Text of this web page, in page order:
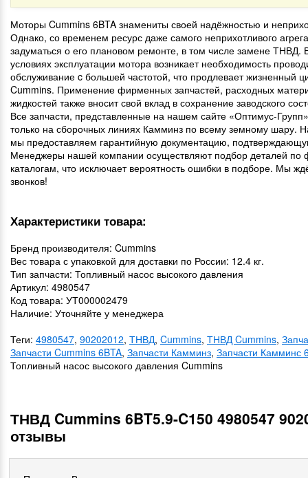
Моторы Cummins 6BTA знамениты своей надёжностью и
Однако, со временем ресурс даже самого неприхотливого
задуматься о его плановом ремонте, в том числе замене ТНВД.
условиях эксплуатации мотора возникает необходимость
обслуживание c большей частотой, что продлевает жизненный
Cummins. Применение фирменных запчастей, расходных
жидкостей также вносит свой вклад в сохранение заводского
Все запчасти, представленные на нашем сайте «Оптимус-
только на сборочных линиях Камминз по всему земному шару.
мы предоставляем гарантийную документацию,
Менеджеры нашей компании осуществляют подбор деталей
каталогам, что исключает вероятность ошибки в подборе. Мы
звонков!
Характеристики товара:
Бренд производителя: Cummins
Вес товара с упаковкой для доставки по России: 12.4 кг.
Тип запчасти: Топливный насос высокого давления
Артикул: 4980547
Код товара: УТ000002479
Наличие: Уточняйте у менеджера
Теги: 4980547, 90202012, ТНВД, Cummins, ТНВД Cummins,
Запчасти Cummins 6BTA, Запчасти Камминз, Запчасти Камминс
Топливный насос высокого давления Cummins
ТНВД Cummins 6BT5.9-C150 4980547
отзывы